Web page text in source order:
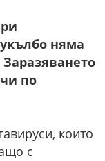
няма
по
които
с